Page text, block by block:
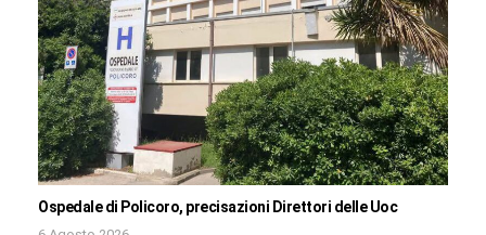
Ospedale di Policoro, precisazioni Direttori delle Uoc